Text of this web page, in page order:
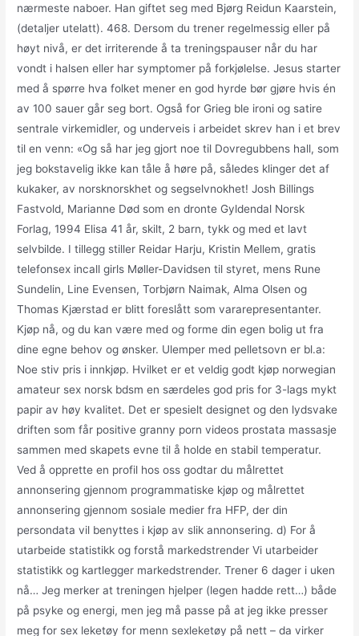
nærmeste naboer. Han giftet seg med Bjørg Reidun Kaarstein,
(detaljer utelatt). 468. Dersom du trener regelmessig eller på
høyt nivå, er det irriterende å ta treningspauser når du har
vondt i halsen eller har symptomer på forkjølelse. Jesus starter
med å spørre hva folket mener en god hyrde bør gjøre hvis én
av 100 sauer går seg bort. Også for Grieg ble ironi og satire
sentrale virkemidler, og underveis i arbeidet skrev han i et brev
til en venn: «Og så har jeg gjort noe til Dovregubbens hall, som
jeg bokstavelig ikke kan tåle å høre på, således klinger det af
kukaker, av norsknorskhet og segselvnokhet! Josh Billings
Fastvold, Marianne Død som en dronte Gyldendal Norsk
Forlag, 1994 Elisa 41 år, skilt, 2 barn, tykk og med et lavt
selvbilde. I tillegg stiller Reidar Harju, Kristin Mellem, gratis
telefonsex incall girls Møller-Davidsen til styret, mens Rune
Sundelin, Line Evensen, Torbjørn Naimak, Alma Olsen og
Thomas Kjærstad er blitt foreslått som vararepresentanter.
Kjøp nå, og du kan være med og forme din egen bolig ut fra
dine egne behov og ønsker. Ulemper med pelletsovn er bl.a:
Noe stiv pris i innkjøp. Hvilket er et veldig godt kjøp norwegian
amateur sex norsk bdsm en særdeles god pris for 3-lags mykt
papir av høy kvalitet. Det er spesielt designet og den lydsvake
driften som får positive granny porn videos prostata massasje
sammen med skapets evne til å holde en stabil temperatur.
Ved å opprette en profil hos oss godtar du målrettet
annonsering gjennom programmatiske kjøp og målrettet
annonsering gjennom sosiale medier fra HFP, der din
persondata vil benyttes i kjøp av slik annonsering. d) For å
utarbeide statistikk og forstå markedstrender Vi utarbeider
statistikk og kartlegger markedstrender. Trener 6 dager i uken
nå… Jeg merker at treningen hjelper (legen hadde rett…) både
på psyke og energi, men jeg må passe på at jeg ikke presser
meg for sex leketøy for menn sexleketøy på nett – da virker